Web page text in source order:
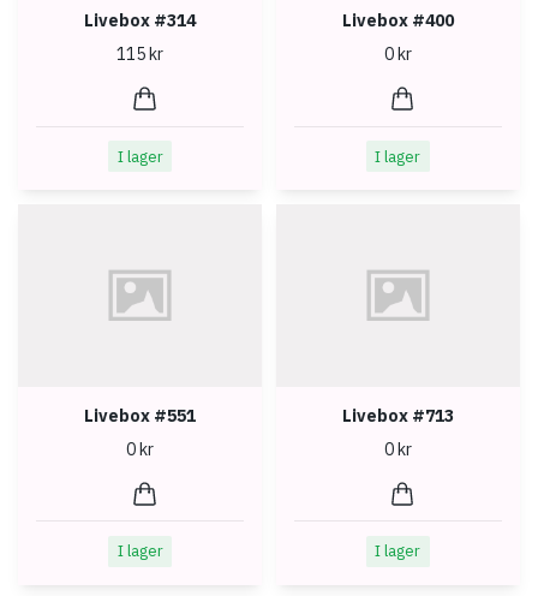
Livebox #314
115 kr
I lager
Livebox #400
0 kr
I lager
Livebox #551
0 kr
I lager
Livebox #713
0 kr
I lager